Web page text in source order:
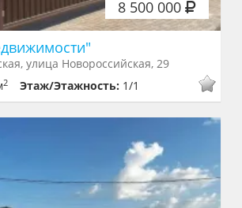
8 500 000
улица Новороссийская, 29
2 Этаж/Этажность: 1/1